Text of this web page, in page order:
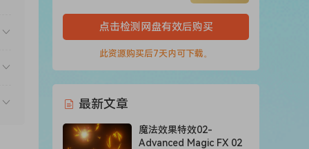
点击检测网盘有效后购买
此资源购买后7天内可下载。
最新文章
魔法效果特效02-
Advanced Magic FX 02